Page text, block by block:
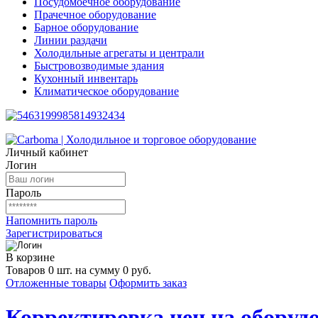
Прачечное оборудование
Барное оборудование
Линии раздачи
Холодильные агрегаты и централи
Быстровозводимые здания
Кухонный инвентарь
Климатическое оборудование
Личный кабинет
Логин
Пароль
Напомнить пароль
Зарегистрироваться
В корзине
Товаров 0 шт. на сумму 0 руб.
Отложенные товары Оформить заказ